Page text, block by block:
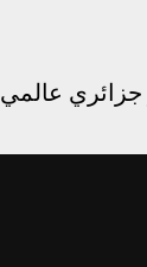
جزائري عالمي